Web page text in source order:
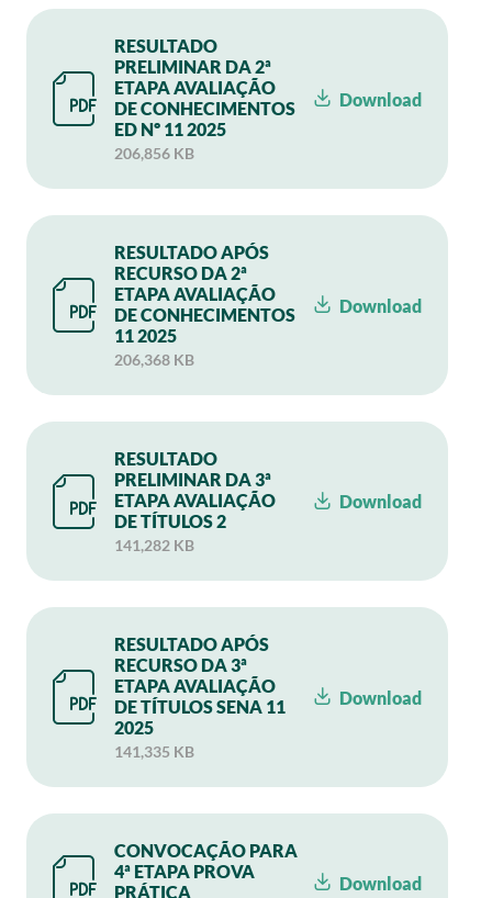
RESULTADO
PRELIMINAR DA 2ª
ETAPA AVALIAÇÃO
DE CONHECIMENTOS
ED Nº 11 2025
206,856 KB
Download
RESULTADO APÓS
RECURSO DA 2ª
ETAPA AVALIAÇÃO
DE CONHECIMENTOS
11 2025
206,368 KB
Download
RESULTADO
PRELIMINAR DA 3ª
ETAPA AVALIAÇÃO
DE TÍTULOS 2
141,282 KB
Download
RESULTADO APÓS
RECURSO DA 3ª
ETAPA AVALIAÇÃO
DE TÍTULOS SENA 11
2025
141,335 KB
Download
CONVOCAÇÃO PARA
4ª ETAPA PROVA
PRÁTICA
Download